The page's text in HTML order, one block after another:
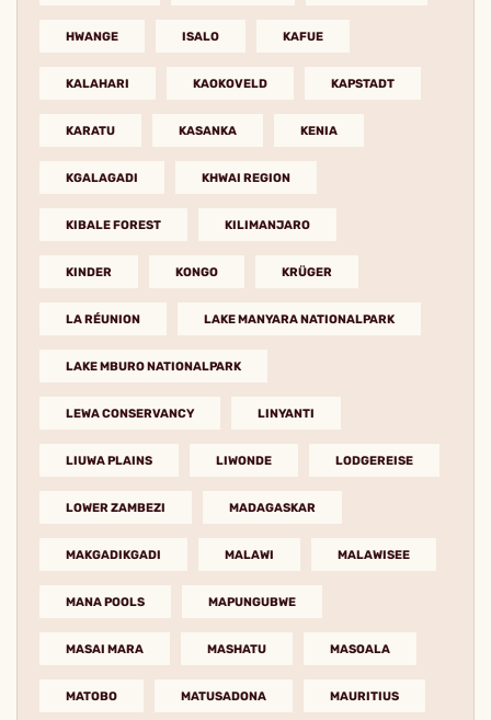
HWANGE ISALO KAFUE
KALAHARI KAOKOVELD KAPSTADT
KARATU KASANKA KENIA
KGALAGADI KHWAI REGION
KIBALE FOREST KILIMANJARO
KINDER KONGO KRÜGER
LA RÉUNION LAKE MANYARA NATIONALPARK
LAKE MBURO NATIONALPARK
LEWA CONSERVANCY LINYANTI
LIUWA PLAINS LIWONDE LODGEREISE
LOWER ZAMBEZI MADAGASKAR
MAKGADIKGADI MALAWI MALAWISEE
MANA POOLS MAPUNGUBWE
MASAI MARA MASHATU MASOALA
MATOBO MATUSADONA MAURITIUS